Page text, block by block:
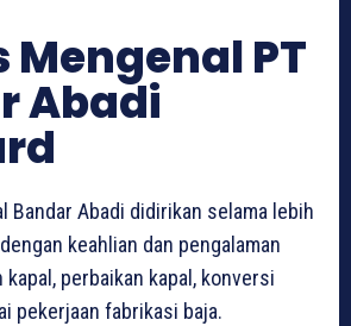
Mengenal PT
Abadi
Bandar Abadi didirikan selama lebih
keahlian dan pengalaman
kapal, perbaikan kapal, konversi
pekerjaan fabrikasi baja.